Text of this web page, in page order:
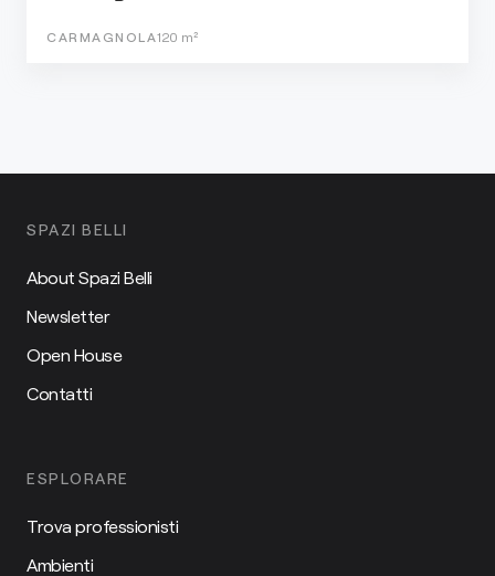
CARMAGNOLA120 m²
SPAZI BELLI
About Spazi Belli
Newsletter
Open House
Contatti
ESPLORARE
Trova professionisti
Ambienti